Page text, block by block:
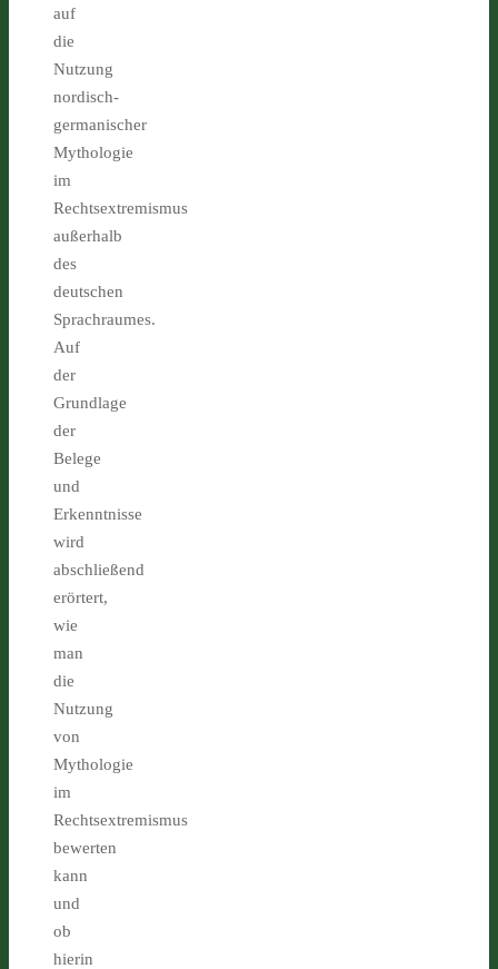
auf
die
Nutzung
nordisch-
germanischer
Mythologie
im
Rechtsextremismus
außerhalb
des
deutschen
Sprachraumes.
Auf
der
Grundlage
der
Belege
und
Erkenntnisse
wird
abschließend
erörtert,
wie
man
die
Nutzung
von
Mythologie
im
Rechtsextremismus
bewerten
kann
und
ob
hierin